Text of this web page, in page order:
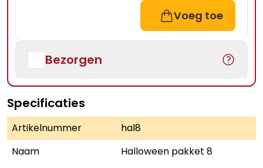
Voeg toe
Bezorgen
Specificaties
Artikelnummer
hal8
Naam
Halloween pakket 8